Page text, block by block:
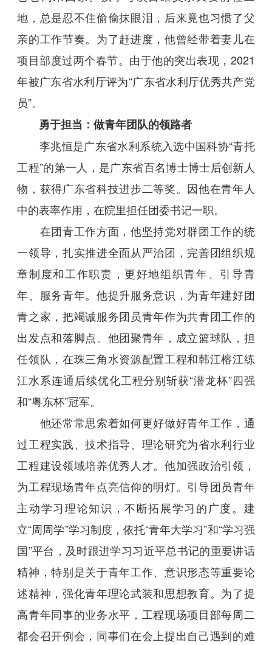
地，总是忍不住偷偷抹眼泪，后来竟也习惯了父
亲的工作节奏。为了赶进度，他曾经带着妻儿在
项目部度过两个春节。由于他的突出表现，2021
年被广东省水利厅评为“广东省水利厅优秀共产党
员”。
勇于担当：做青年团队的领路者
李兆恒是广东省水利系统入选中国科协“青托
工程”的第一人，是广东省百名博士博士后创新人
物，获得广东省科技进步二等奖。因他在青年人
中的表率作用，在院里担任团委书记一职。
在团青工作方面，他坚持党对群团工作的统
一领导，扎实推进全面从严治团，完善团组织规
章制度和工作职责，更好地组织青年、引导青
年、服务青年。他提升服务意识，为青年建好团
青之家，把竭诚服务团员青年作为共青团工作的
出发点和落脚点。他团聚青年，成立篮球队，担
任领队，在珠三角水资源配置工程和韩江榕江练
江水系连通后续优化工程分别斩获“潜龙杯”四强
和“粤东杯”冠军。
他还常常思索着如何更好做好青年工作，通
过工程实践、技术指导、理论研究为省水利行业
工程建设领域培养优秀人才。他加强政治引领，
为工程现场青年点亮信仰的明灯。引导团员青年
主动学习理论知识，不断拓展学习的广度。建
立“周周学”学习制度，依托“青年大学习”和“学习强
国”平台，及时跟进学习习近平总书记的重要讲话
精神，特别是关于青年工作、意识形态等重要论
述精神，强化青年理论武装和思想教育。为了提
高青年同事的业务水平，工程现场项目部每周二
都会召开例会，同事们在会上提出自己遇到的难